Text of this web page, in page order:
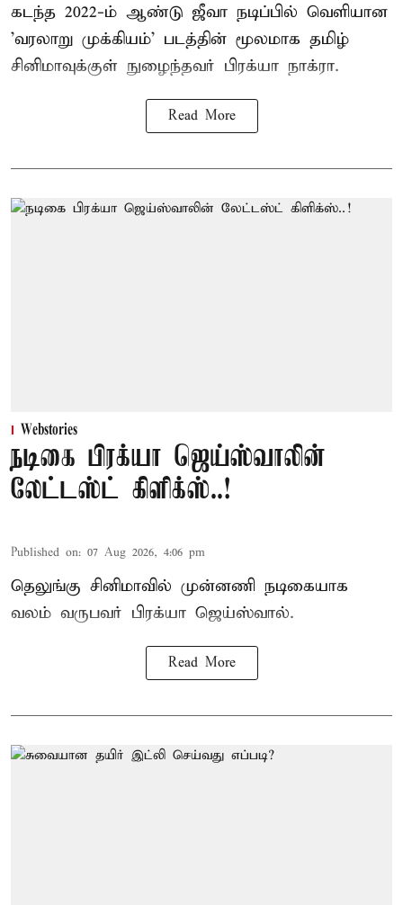
கடந்த 2022-ம் ஆண்டு ஜீவா நடிப்பில் வெளியான
'வரலாறு முக்கியம்' படத்தின் மூலமாக தமிழ்
சினிமாவுக்குள் நுழைந்தவர் பிரக்யா நாக்ரா.
Read More
Webstories
நடிகை பிரக்யா ஜெய்ஸ்வாலின்
லேட்டஸ்ட் கிளிக்ஸ்..!
Published on: 07 Aug 2026, 4:06 pm
தெலுங்கு சினிமாவில் முன்னணி நடிகையாக
வலம் வருபவர் பிரக்யா ஜெய்ஸ்வால்.
Read More